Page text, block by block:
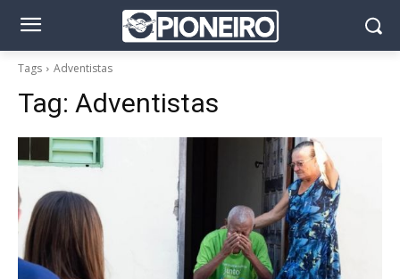
Tags Adventistas
Tag: Adventistas